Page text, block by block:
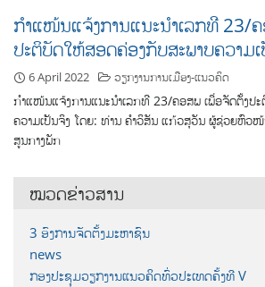
ກຳແໜ້ນແຈ້ງການແນະນຳເລກທີ 23/ຄ
ປະຕິບັດໃຫ້ສອດຄ່ອງກັບສະພາບຄວາມ
6 April 2022 ວຽກງານການເມືອງ-ແນວຄິດ
ກຳແໜ້ນແຈ້ງການແນະນຳເລກທີ 23/ຄອສພ ເພື່ອຈັດຕັ້ງປ
ຄວາມເປັນຈິງ ໂດຍ: ທ່ານ ຄຳວິສັນ ແກ້ວສຸວັນ ຜູ້ຊ່ວຍຫົວໜ້
ສູນກາງພັກ
ໝວດຂ່າວສານ
3 ອົງການຈັດຕັ້ງມະຫາຊົນ
news
ກອງປະຊຸມວຽກງານແນວຄິດທົ່ວປະເທດຄັ້ງທີ V